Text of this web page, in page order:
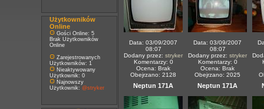
Użytkowników
Online
Gości Online: 5
Brak Użytkowników
Online
Zarejestrowanych
Użytkowników: 1
Nieaktywowany
Użytkownik: 0
Najnowszy
Użytkownik: @stryker
Data: 03/09/2007
08:07
Dodany przez: stryker
Komentarzy: 0
Ocena: Brak
Obejrzano: 2128
Data: 03/09/2007
08:07
Dodany przez: stryker
Komentarzy: 0
Ocena: Brak
Obejrzano: 2025
Neptun 171A Neptun 171A